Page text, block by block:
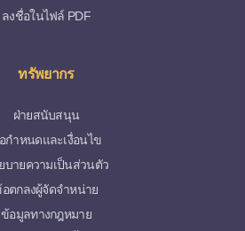
ลงชื่อในไฟล์ PDF
ทรัพยากร
ฝ่ายสนับสนุน
กำหนดและเงื่อนไข
บายความเป็นส่วนตัว
ตกลงผู้จัดจำหน่าย
ข้อมูลทางกฎหมาย